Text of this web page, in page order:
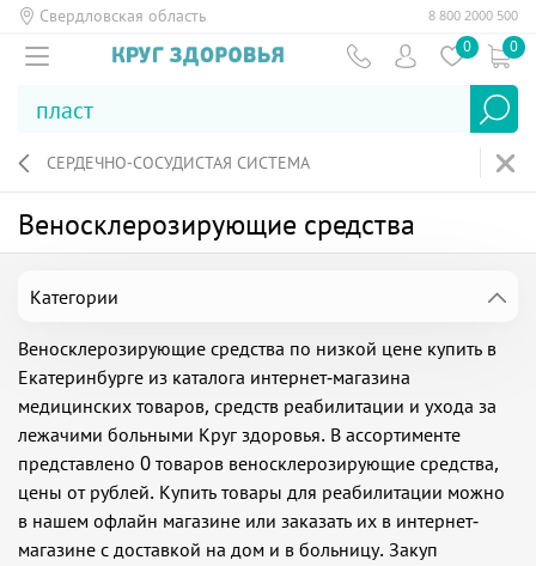
Свердловская область 8 800 2000 500
0 0
СЕРДЕЧНО-СОСУДИСТАЯ СИСТЕМА
Веносклерозирующие средства
Веносклерозирующие средства по низкой цене купить в
Екатеринбурге из каталога интернет-магазина
медицинских товаров, средств реабилитации и ухода за
лежачими больными Круг здоровья. В ассортименте
представлено 0 товаров веносклерозирующие средства,
цены от рублей. Купить товары для реабилитации можно
в нашем офлайн магазине или заказать их в интернет-
магазине с доставкой на дом и в больницу. Закуп
Категории